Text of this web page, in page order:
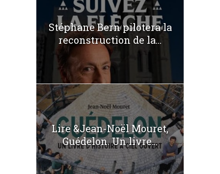
Stéphane Bern pilotera la
reconstruction de la...
Lire &Jean-Noël Mouret,
Guédelon. Un livre...